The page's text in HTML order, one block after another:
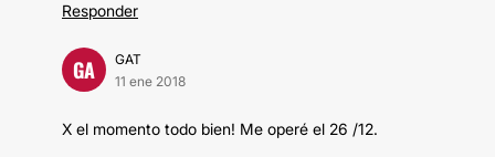
Responder
GA
GAT
11 ene 2018
X el momento todo bien! Me operé el 26 /12.